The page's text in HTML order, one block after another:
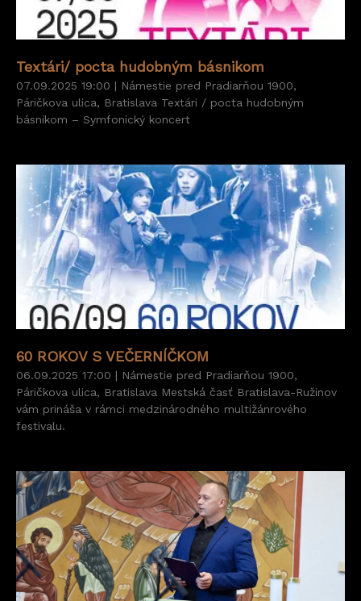
Textári/ pocta hudobným básnikom
07.09.2025 19:00 | Námestie pred Pradiarňou 1900,
Páričkova ulica, Bratislava Textári / pocta hudobným
básnikom – Symfonický koncert
60 ROKOV S VEČERNÍČKOM
06.09.2025 17:00 | Námestie pred Pradiarňou 1900,
Páričkova ulica, Bratislava Mestská časť Bratislava-Ružinov
vám prináša v rámci medzinárodného multižánrového
festivalu.